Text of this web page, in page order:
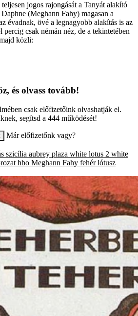
jogos rajongását a Tanyát alakító
(Meghann Fahy) magasan a
évadnak, övé a legnagyobb alakítás is az
percig csak némán néz, de a tekintetében
közli:
és olvass tovább!
csak előfizetőink olvashatják el.
segítsd a 444 működését!
Már előfizetőnk vagy?
szicília aubrey plaza white lotus 2 white
hbo Meghann Fahy fehér lótusz